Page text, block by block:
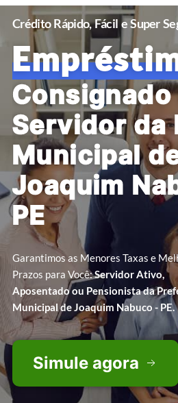
Crédito Rápido, Fácil e Super
Consignado
Servidor da
Municipal
Joaquim
PE
Garantimos as Menores Taxas e
Prazos para Você:Servidor Ativo,
Aposentado ou Pensionista da
Municipal de Joaquim Nabuco - PE.
Simule agora